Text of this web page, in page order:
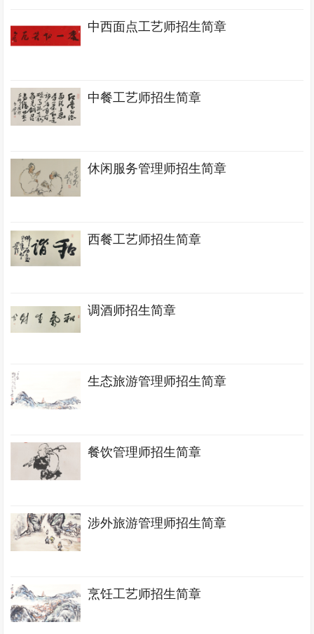
中西面点工艺师招生简章
中餐工艺师招生简章
休闲服务管理师招生简章
西餐工艺师招生简章
调酒师招生简章
生态旅游管理师招生简章
餐饮管理师招生简章
涉外旅游管理师招生简章
烹饪工艺师招生简章